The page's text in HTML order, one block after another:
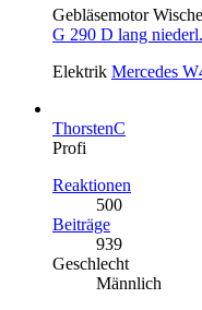
Gebläsemotor
G 290 D lang
Elektrik Mercedes
ThorstenC
Profi
Reaktionen
500
Beiträge
939
Geschlecht
Männlich